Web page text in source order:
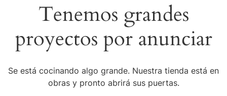
Tenemos grandes
proyectos por anunciar
Se está cocinando algo grande. Nuestra tienda está en
obras y pronto abrirá sus puertas.